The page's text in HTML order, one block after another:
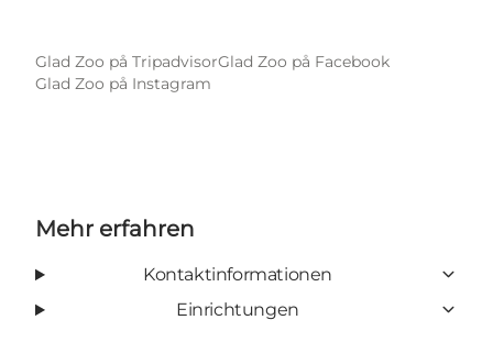
Glad Zoo på TripadvisorGlad Zoo på Facebook
Glad Zoo på Instagram
Mehr erfahren
Kontaktinformationen
Einrichtungen